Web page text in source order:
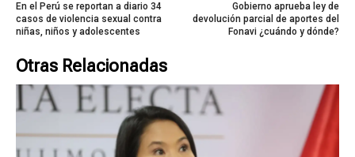
En el Perú se reportan a diario 34
casos de violencia sexual contra
niñas, niños y adolescentes
Gobierno aprueba ley de
devolución parcial de aportes del
Fonavi ¿cuándo y dónde?
Otras Relacionadas